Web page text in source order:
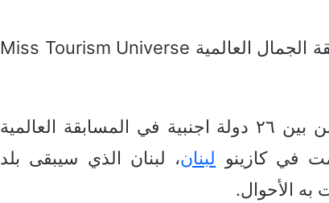
في مسابقة الجمال العالمية Miss Tourism Universe
توّجت الارمنية ماريا ماميكونيان وصيفة ثالثة من بين ٢٦ دولة اجنبية في المسابقة العالمية
لبنان، لبنان الذي سيبقى بلد
به الأحوال.